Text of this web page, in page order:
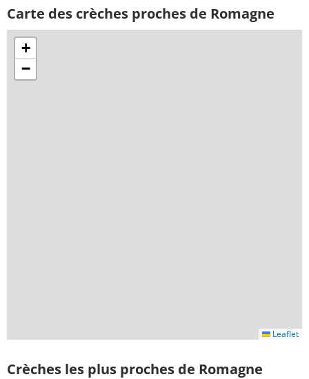
Carte des crèches proches de Romagne
+
−
Leaflet
Crèches les plus proches de Romagne